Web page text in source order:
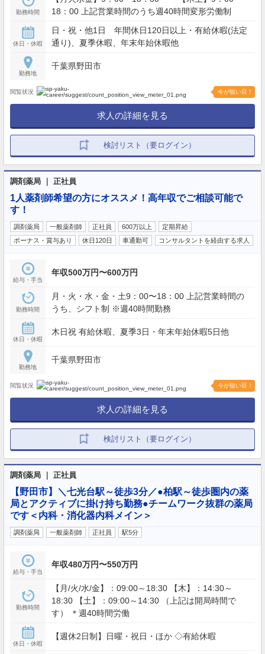
勤務時間
18：00 上記営業時間のうち週40時間変形労働制
休日・休暇
日・祝・他1日 年間休日120日以上・有給休暇(法定
通り)、夏季休暇、年末年始休暇他
勤務地
千葉県野田市
閲覧状況 今が狙い目！
求人の詳細を見る
検討リスト（要ログイン）
調剤薬局 ｜ 正社員
1人薬剤師希望の方にオススメ！高年収でご相談可能で
す！
調剤薬局 一般薬剤師 正社員 600万以上
定期昇給
ボーナス・賞与あり
休日120日 車通勤可 コンサルタントを経由する求人
給与・手当
年収500万円〜600万円
勤務時間
月・火・水・金・土9：00〜18：00 上記営業時間の
うち、シフト制 ※週40時間勤務
休日・休暇
木日祝 有給休暇、夏季3日・年末年始休暇5日他
勤務地
千葉県野田市
閲覧状況 今が狙い目！
求人の詳細を見る
検討リスト（要ログイン）
調剤薬局 ｜ 正社員
【野田市】＼七光台駅～徒歩3分／●柏駅～徒歩圏内の薬
局とアクティブに掛け持ち勤務●チームワーク抜群の薬局
です＜内科・消化器内科メイン＞
調剤薬局 一般薬剤師 正社員 駅5分
給与・手当
年収480万円〜550万円
勤務時間
【月/火/水/金】：09:00～18:30 【木】：14:30～
18:30 【土】：09:00～14:30 （上記は開局時間で
す） ＊週40時間労働
休日・休暇
【週休2日制】日曜・祝日・ほか ◇有給休暇